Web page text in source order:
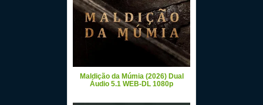
Maldição da Múmia (2026) Dual
Áudio 5.1 WEB-DL 1080p